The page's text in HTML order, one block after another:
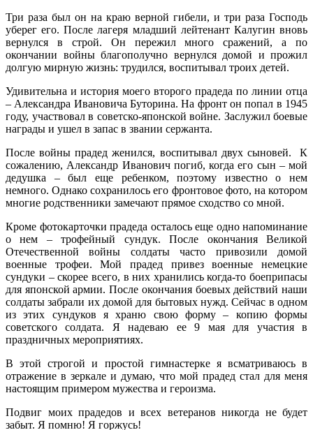
Три раза был он на краю верной гибели, и три раза Господь
уберег его. После лагеря младший лейтенант Калугин вновь
вернулся в строй. Он пережил много сражений, а по
окончании войны благополучно вернулся домой и прожил
долгую мирную жизнь: трудился, воспитывал троих детей.
Удивительна и история моего второго прадеда по линии отца
– Александра Ивановича Буторина. На фронт он попал в 1945
году, участвовал в советско-японской войне. Заслужил боевые
награды и ушел в запас в звании сержанта.
После войны прадед женился, воспитывал двух сыновей. К
сожалению, Александр Иванович погиб, когда его сын – мой
дедушка – был еще ребенком, поэтому известно о нем
немного. Однако сохранилось его фронтовое фото, на котором
многие родственники замечают прямое сходство со мной.
Кроме фотокарточки прадеда осталось еще одно напоминание
о нем – трофейный сундук. После окончания Великой
Отечественной войны солдаты часто привозили домой
военные трофеи. Мой прадед привез военные немецкие
сундуки – скорее всего, в них хранились когда-то боеприпасы
для японской армии. После окончания боевых действий наши
солдаты забрали их домой для бытовых нужд. Сейчас в одном
из этих сундуков я храню свою форму – копию формы
советского солдата. Я надеваю ее 9 мая для участия в
праздничных мероприятиях.
В этой строгой и простой гимнастерке я всматриваюсь в
отражение в зеркале и думаю, что мой прадед стал для меня
настоящим примером мужества и героизма.
Подвиг моих прадедов и всех ветеранов никогда не будет
забыт. Я помню! Я горжусь!